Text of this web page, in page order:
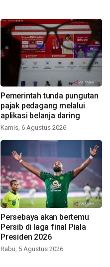
Pemerintah tunda pungutan
pajak pedagang melalui
aplikasi belanja daring
Kamis, 6 Agustus 2026
Persebaya akan bertemu
Persib di laga final Piala
Presiden 2026
Rabu, 5 Agustus 2026